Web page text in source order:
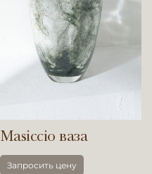
Masiccio ваза
Запросить цену